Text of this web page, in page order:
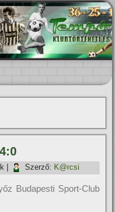
Szerző: K@rcsi
Budapesti Sport-Club